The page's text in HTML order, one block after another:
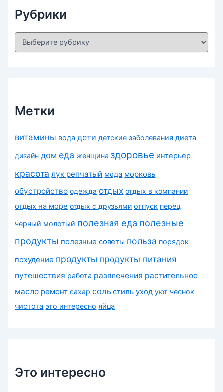
Рубрики
Р
Метки
витамины вода дети детские заболевания диета
дизайн дом еда женщина здоровье интерьер
красота лук репчатый мода морковь
обустройство одежда отдых отдых в компании
отдых на море отдых с друзьями отпуск перец
черный молотый полезная еда полезные
продукты полезные советы польза порядок
похудение продукты продукты питания
путешествия работа развлечения растительное
масло ремонт сахар соль стиль уход уют чеснок
чистота это интересно яйца
Это интересно